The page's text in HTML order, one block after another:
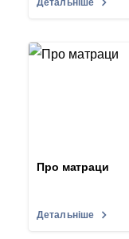
Детальніше
Про матраци
Детальніше